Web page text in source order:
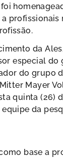
profissionais
da
especial do
do grupo
Mayer
quinta (26)
da
base a